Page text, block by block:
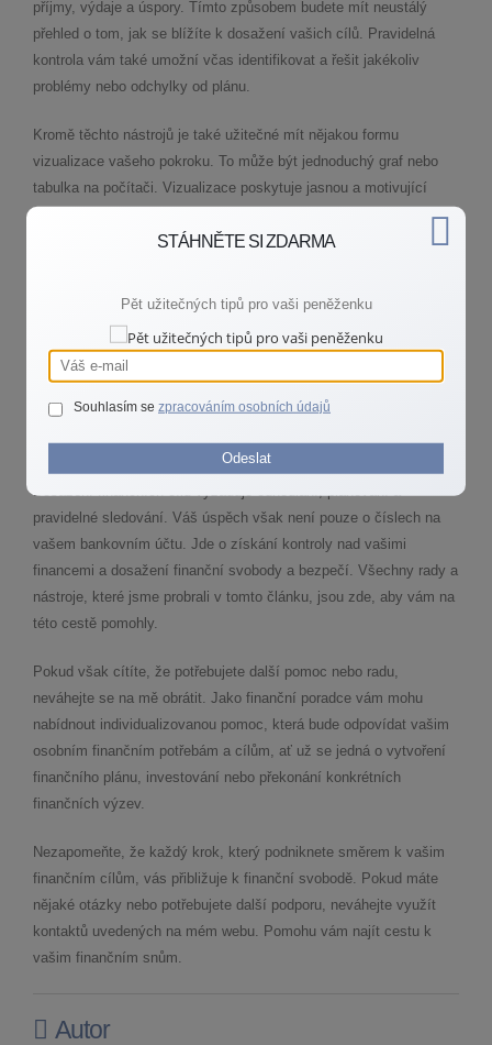
příjmy, výdaje a úspory. Tímto způsobem budete mít neustálý
přehled o tom, jak se blížíte k dosažení vašich cílů. Pravidelná
kontrola vám také umožní včas identifikovat a řešit jakékoliv
problémy nebo odchylky od plánu.
Kromě těchto nástrojů je také užitečné mít nějakou formu
vizualizace vašeho pokroku. To může být jednoduchý graf nebo
tabulka na počítači. Vizualizace poskytuje jasnou a motivující
překážky. Je potřeba být na ně připraven a mít plán, jak je
překonat. Pokud se například vaše příjmy sníží, bude nutné
dočasně upravit výši vašich měsíčních úspor. Flexibilita je velmi
Vaše cesta k finanční svobodě
Dosažení finančních cílů vyžaduje odhodlání, plánování a
pravidelné sledování. Váš úspěch však není pouze o číslech na
vašem bankovním účtu. Jde o získání kontroly nad vašimi
financemi a dosažení finanční svobody a bezpečí. Všechny rady a
nástroje, které jsme probrali v tomto článku, jsou zde, aby vám na
této cestě pomohly.
Pokud však cítíte, že potřebujete další pomoc nebo radu,
neváhejte se na mě obrátit. Jako finanční poradce vám mohu
nabídnout individualizovanou pomoc, která bude odpovídat vašim
osobním finančním potřebám a cílům, ať už se jedná o vytvoření
finančního plánu, investování nebo překonání konkrétních
finančních výzev.
Nezapomeňte, že každý krok, který podniknete směrem k vašim
finančním cílům, vás přibližuje k finanční svobodě. Pokud máte
nějaké otázky nebo potřebujete další podporu, neváhejte využít
kontaktů uvedených na mém webu. Pomohu vám najít cestu k
vašim finančním snům.
Autor
STÁHNĚTE SI ZDARMA
Pět užitečných tipů pro vaši peněženku
Souhlasím se zpracováním osobních údajů
Odeslat